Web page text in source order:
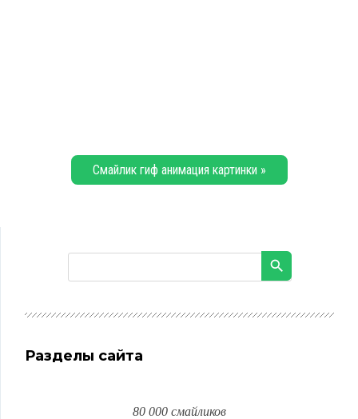
Смайлик гиф анимация картинки »
Разделы сайта
80 000 смайликов